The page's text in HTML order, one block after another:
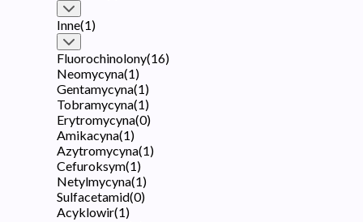
Inne(1)
Fluorochinolony(16)
Neomycyna(1)
Gentamycyna(1)
Tobramycyna(1)
Erytromycyna(0)
Amikacyna(1)
Azytromycyna(1)
Cefuroksym(1)
Netylmycyna(1)
Sulfacetamid(0)
Acyklowir(1)